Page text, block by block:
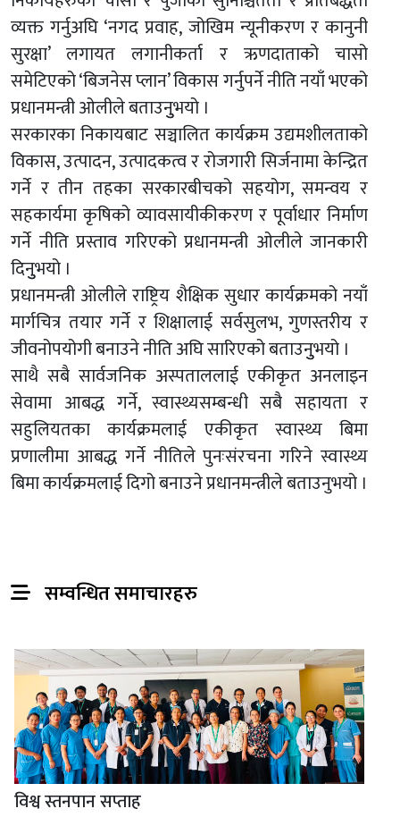
व्यक्त गर्नुअघि ‘नगद प्रवाह, जोखिम न्यूनीकरण र कानुनी
सुरक्षा’ लगायत लगानीकर्ता र ऋणदाताको चासो
समेटिएको ‘बिजनेस प्लान’ विकास गर्नुपर्ने नीति नयाँ भएको
प्रधानमन्त्री ओलीले बताउनुुभयो ।
सरकारका निकायबाट सञ्चालित कार्यक्रम उद्यमशीलताको
विकास, उत्पादन, उत्पादकत्व र रोजगारी सिर्जनामा केन्द्रित
गर्ने र तीन तहका सरकारबीचको सहयोग, समन्वय र
सहकार्यमा कृषिको व्यावसायीकीकरण र पूर्वाधार निर्माण
गर्ने नीति प्रस्ताव गरिएको प्रधानमन्त्री ओलीले जानकारी
दिनुुभयो ।
प्रधानमन्त्री ओलीले राष्ट्रिय शैक्षिक सुधार कार्यक्रमको नयाँ
मार्गचित्र तयार गर्ने र शिक्षालाई सर्वसुलभ, गुणस्तरीय र
जीवनोपयोगी बनाउने नीति अघि सारिएको बताउनुुभयो ।
साथै सबै सार्वजनिक अस्पताललाई एकीकृत अनलाइन
सेवामा आबद्ध गर्ने, स्वास्थ्यसम्बन्धी सबै सहायता र
सहुलियतका कार्यक्रमलाई एकीकृत स्वास्थ्य बिमा
प्रणालीमा आबद्ध गर्ने नीतिले पुनःसंरचना गरिने स्वास्थ्य
बिमा कार्यक्रमलाई दिगो बनाउने प्रधानमन्त्रीले बताउनुभयो ।
सम्वन्धित समाचारहरु
विश्व स्तनपान सप्ताह